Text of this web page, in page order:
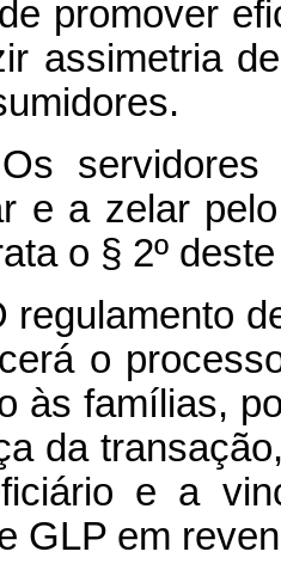
promover
assimetria
e a zelar
o § 2º
regulamento
o
às famílias,
da
e a
GLP em